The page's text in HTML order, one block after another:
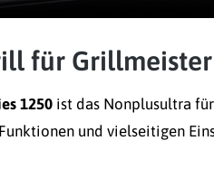
für
1250 ist das Nonplusultra
und vielseitigen